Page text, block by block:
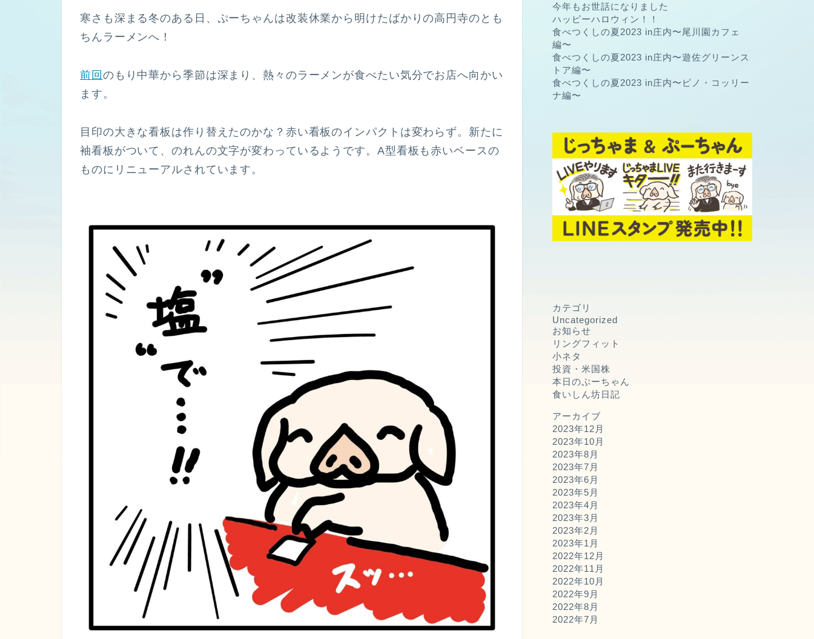
寒さも深まる冬のある日、ぷーちゃんは改装休業から明けたばかりの高円寺のとも
ちんラーメンへ！
前回 のもり中華から季節は深まり、熱々のラーメンが食べたい気分でお店へ向かい
ます。
目印の大きな看板は作り替えたのかな？赤い看板のインパクトは変わらず。新たに
袖看板がついて、のれんの文字が変わっているようです。A型看板も赤いベースの
ものにリニューアルされています。
今年もお世話になりました
ハッピーハロウィン！！
食べつくしの夏2023 in庄内〜尾川園カフェ
編〜
食べつくしの夏2023 in庄内〜遊佐グリーンス
トア編〜
食べつくしの夏2023 in庄内〜ピノ・コッリー
ナ編〜
カテゴリ
Uncategorized
お知らせ
リングフィット
小ネタ
投資・米国株
本日のぷーちゃん
食いしん坊日記
アーカイブ
2023年12月
2023年10月
2023年8月
2023年7月
2023年6月
2023年5月
2023年4月
2023年3月
2023年2月
2023年1月
2022年12月
2022年11月
2022年10月
2022年9月
2022年8月
2022年7月